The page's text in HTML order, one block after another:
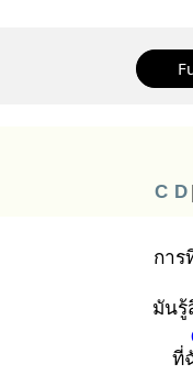
C D |
การ
มันรู้
ที่